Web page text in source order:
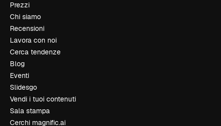
Prezzi
Chi siamo
Recensioni
Lavora con noi
Cerca tendenze
Blog
Eventi
Slidesgo
Vendi i tuoi contenuti
Sala stampa
Cerchi magnific.ai